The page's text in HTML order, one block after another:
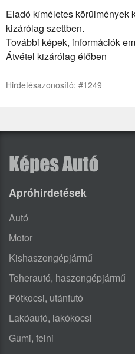
Eladó kíméletes körülmények
kizárólag szettben.
További képek, információk
Átvétel kizárólag élőben
Hirdetésazonosító: #1249
Apróhirdetések
Autó
Motor
Kishaszongépjármű
Teherautó, haszongépjármű
Pótkocsi, utánfutó
Lakóautó, lakókocsi
Gumi, felni